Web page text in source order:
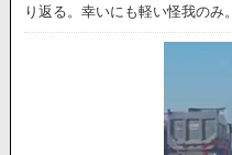
り返る。幸いにも軽い怪我のみ。